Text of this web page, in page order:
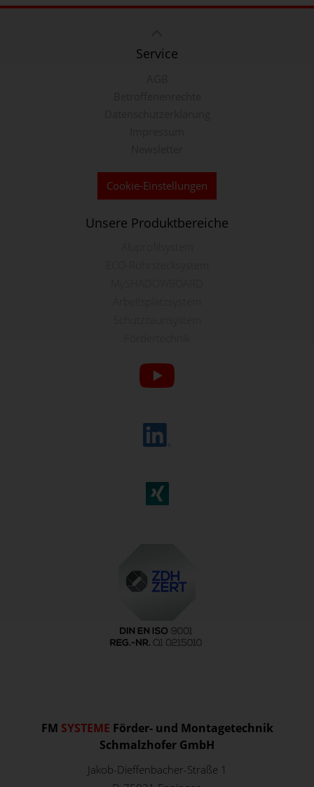
Service
Cookie-Einstellungen
Unsere Produktbereiche
FM SYSTEME Förder- und Montagetechnik
Schmalzhofer GmbH
Jakob-Dieffenbacher-Straße 1